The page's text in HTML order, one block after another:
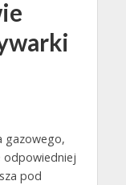
gazowego,
odpowiedniej
pod